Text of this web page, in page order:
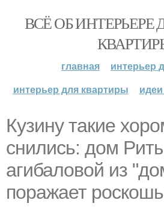
ВСЁ ОБ
главная
интерьер
интерьер для квартиры
Кузину такие
снились: дом
агибаловой из
поражает